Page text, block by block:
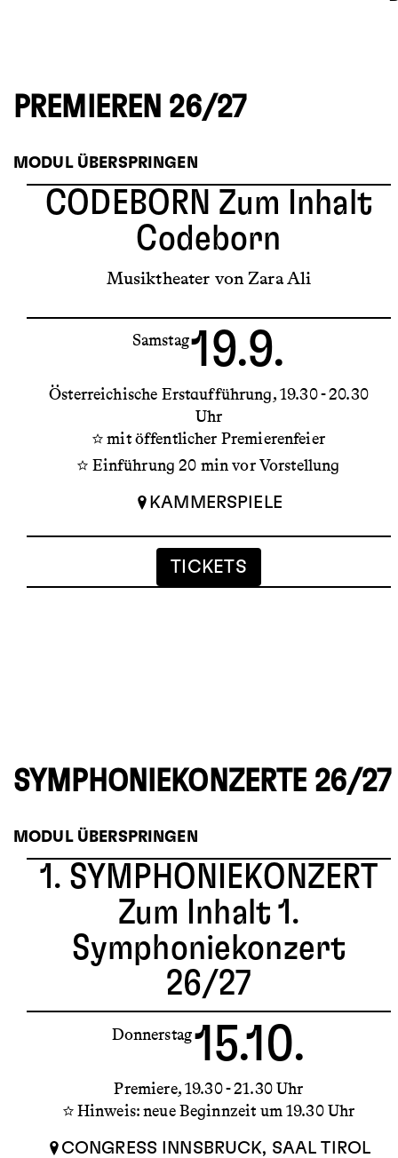
PREMIEREN 26/27
MODUL ÜBERSPRINGEN
CODEBORN Zum Inhalt
Codeborn
Musiktheater von Zara Ali
Samstag19.9.
Österreichische Erstaufführung 19.30 - 20.30
Uhr
mit öffentlicher Premierenfeier
Einführung 20 min vor Vorstellung
KAMMERSPIELE
TICKETS
SYMPHONIEKONZERTE 26/27
MODUL ÜBERSPRINGEN
1. SYMPHONIEKONZERT
Zum Inhalt 1.
Symphoniekonzert
26/27
Donnerstag15.10.
Premiere 19.30 - 21.30 Uhr
Hinweis: neue Beginnzeit um 19.30 Uhr
CONGRESS INNSBRUCK, SAAL TIROL